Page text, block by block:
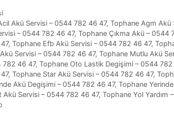
Akü Servisi – 0544 782 46 47, Tophane Agm Akü
– 0544 782 46 47, Tophane Çıkma Akü – 0544
, Tophane Efb Akü Servisi – 0544 782 46 47,
Servisi – 0544 782 46 47, Tophane Mutlu Akü
782 46 47, Tophane Oto Lastik Degişimi – 0544 782
, Tophane Star Akü Servisi – 0544 782 46 47,
Akü Degişimi – 0544 782 46 47, Tophane
Akü Servisi – 0544 782 46 47, Tophane Yol Yardım